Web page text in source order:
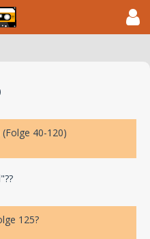
40-120)
125?